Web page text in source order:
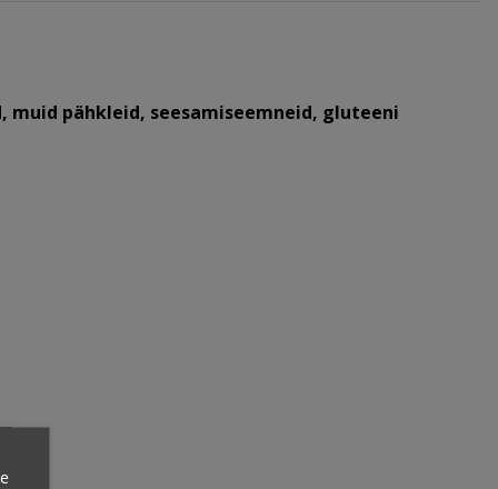
muid pähkleid, seesamiseemneid, gluteeni